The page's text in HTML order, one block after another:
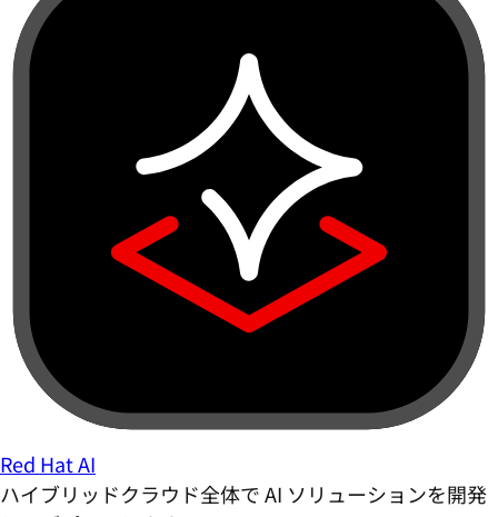
Red Hat AI
ハイブリッドクラウド全体で AI ソリューションを開発